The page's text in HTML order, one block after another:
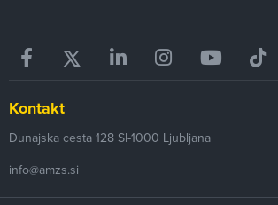
Kontakt
Dunajska cesta 128 SI-1000 Ljubljana
info@amzs.si